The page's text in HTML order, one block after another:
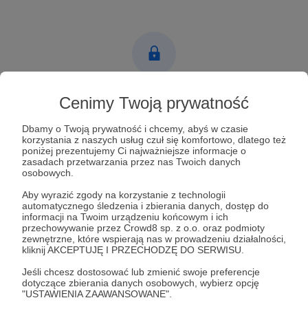
Cenimy Twoją prywatność
Dbamy o Twoją prywatność i chcemy, abyś w czasie
korzystania z naszych usług czuł się komfortowo, dlatego też
poniżej prezentujemy Ci najważniejsze informacje o
zasadach przetwarzania przez nas Twoich danych
osobowych.
Aby wyrazić zgody na korzystanie z technologii
automatycznego śledzenia i zbierania danych, dostęp do
informacji na Twoim urządzeniu końcowym i ich
przechowywanie przez Crowd8 sp. z o.o. oraz podmioty
zewnętrzne, które wspierają nas w prowadzeniu działalności,
kliknij AKCEPTUJĘ I PRZECHODZĘ DO SERWISU.
Jeśli chcesz dostosować lub zmienić swoje preferencje
dotyczące zbierania danych osobowych, wybierz opcję
"USTAWIENIA ZAAWANSOWANE".
Post dostępny tylko dla Patronów
Zostań Patronem
Zaloguj się
Udostępnij